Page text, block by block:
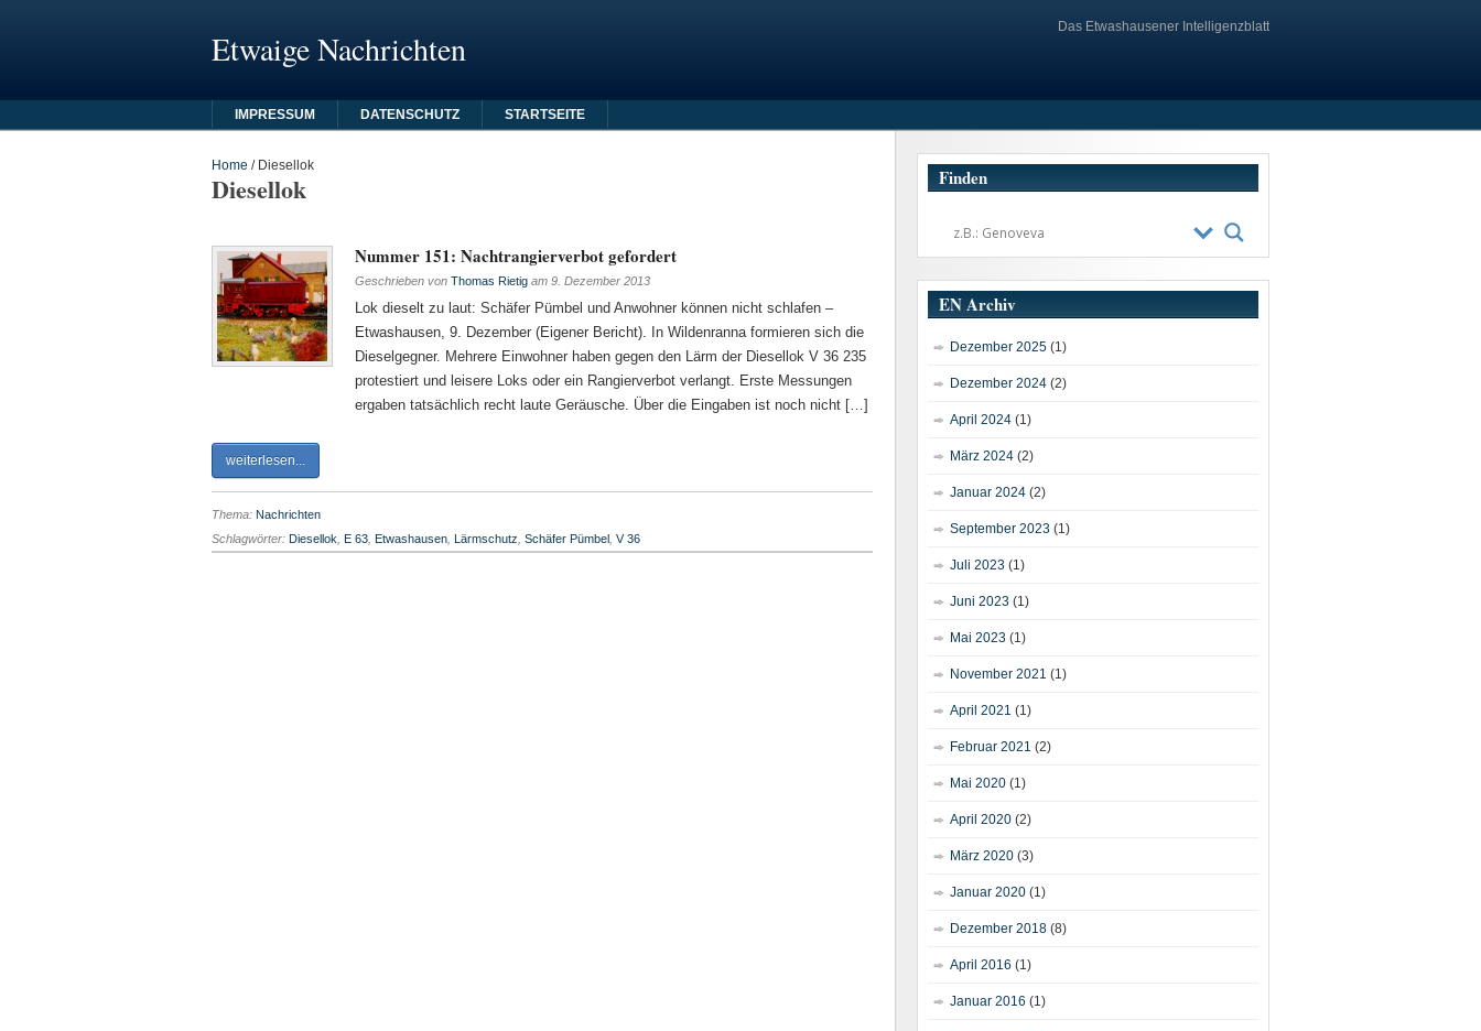
Etwaige Nachrichten
Das Etwashausener Intelligenzblatt
IMPRESSUM DATENSCHUTZ STARTSEITE
Home / Diesellok
Diesellok
Nummer 151: Nachtrangierverbot gefordert
Geschrieben von Thomas Rietig am 9. Dezember 2013
Lok dieselt zu laut: Schäfer Pümbel und Anwohner können nicht schlafen –
Etwashausen, 9. Dezember (Eigener Bericht). In Wildenranna formieren sich die
Dieselgegner. Mehrere Einwohner haben gegen den Lärm der Diesellok V 36 235
protestiert und leisere Loks oder ein Rangierverbot verlangt. Erste Messungen
ergaben tatsächlich recht laute Geräusche. Über die Eingaben ist noch nicht […]
weiterlesen...
Thema: Nachrichten
Schlagwörter: Diesellok E 63 Etwashausen Lärmschutz Schäfer Pümbel V 36
Finden
EN Archiv
Dezember 2025 (1)
Dezember 2024 (2)
April 2024 (1)
März 2024 (2)
Januar 2024 (2)
September 2023 (1)
Juli 2023 (1)
Juni 2023 (1)
Mai 2023 (1)
November 2021 (1)
April 2021 (1)
Februar 2021 (2)
Mai 2020 (1)
April 2020 (2)
März 2020 (3)
Januar 2020 (1)
Dezember 2018 (8)
April 2016 (1)
Januar 2016 (1)